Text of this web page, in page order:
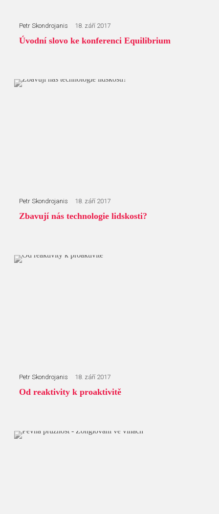
Petr Skondrojanis 18. září 2017
Úvodní slovo ke konferenci Equilibrium
Petr Skondrojanis 18. září 2017
Zbavují nás technologie lidskosti?
Petr Skondrojanis 18. září 2017
Od reaktivity k proaktivitě